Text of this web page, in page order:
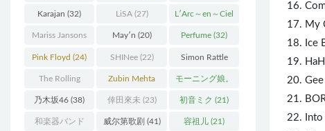
16.
17. My
18. Ice
19.
20. Gee
21.
22. Into
(58) (20)
Karajan (32) LiSA(27) L′Arc～en～Ciel
(41)
Mariss Jansons
(25)
May′n (20) Perfume (32)
Pink Floyd (24) SHINee(22) Simon Rattle
(43)
The Rolling
Stones(30)
Zubin Mehta
(19)
モーニング娘。
(27)
乃木坂46 (38) 倖田來未 (23) 初音ミク (21)
和楽器バンド 威尔第歌剧 (41) 容祖儿 (21)